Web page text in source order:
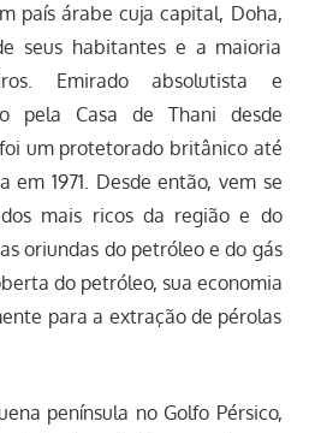
país árabe cuja capital, Doha,
seus habitantes e a maioria
Emirado absolutista e
pela Casa de Thani desde
um protetorado britânico até
em 1971. Desde então, vem se
mais ricos da região e do
oriundas do petróleo e do gás
do petróleo, sua economia
para a extração de pérolas
península no Golfo Pérsico,